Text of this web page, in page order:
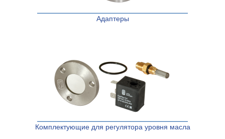
Адаптеры
Комплектующие для регулятора уровня масла